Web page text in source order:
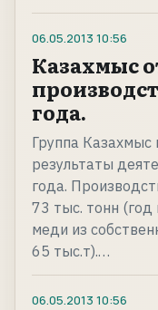
06.05.2013 10:56
Казахмыс
года.
Группа
результаты
года.
73 тыс. тонн (год
меди из
65 тыс.т).…
06.05.2013 10:56